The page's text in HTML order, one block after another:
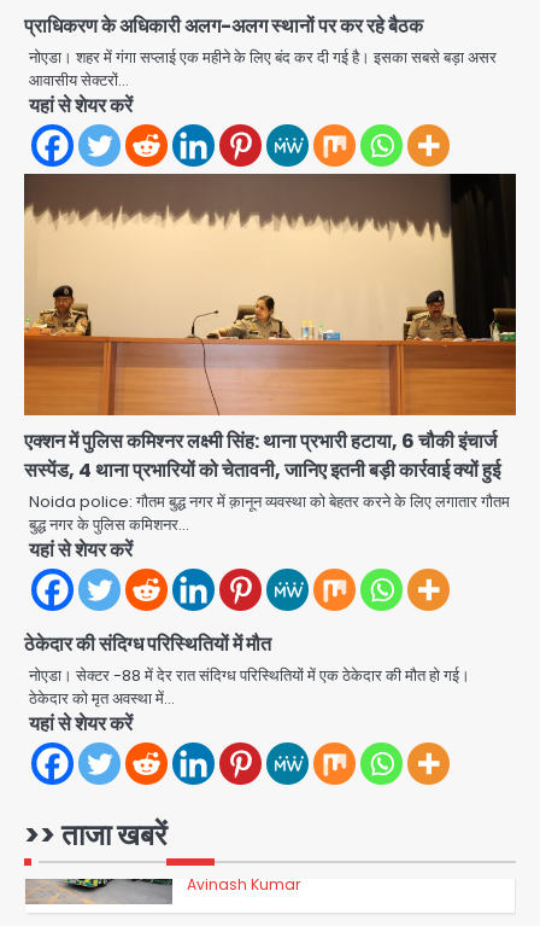
प्राधिकरण के अधिकारी अलग-अलग स्थानों पर कर रहे बैठक
नोएडा। शहर में गंगा सप्लाई एक महीने के लिए बंद कर दी गई है। इसका सबसे बड़ा असर
आवासीय सेक्टरों…
यहां से शेयर करें
एक्शन में पुलिस कमिश्नर लक्ष्मी सिंह: थाना प्रभारी हटाया, 6 चौकी इंचार्ज
सस्पेंड, 4 थाना प्रभारियों को चेतावनी, जानिए इतनी बड़ी कार्रवाई क्यों हुई
Noida police: गौतम बुद्ध नगर में क़ानून व्यवस्था को बेहतर करने के लिए लगातार गौतम
बुद्ध नगर के पुलिस कमिशनर…
यहां से शेयर करें
ठेकेदार की संदिग्ध परिस्थितियों में मौत
नोएडा। सेक्टर -88 में देर रात संदिग्ध परिस्थितियों में एक ठेकेदार की मौत हो गई।
ठेकेदार को मृत अवस्था में…
यहां से शेयर करें
>> ताजा खबरें
2
Trump’s Dual Crisis: ईरान युद्ध से
नहीं मिल रहा एग्ज़िट रास्ता, जन्मसिद्ध नागरिकता
पर सुप्रीम कोर्ट को दी फिर चुनौती
Avinash Kumar
3
पुरा महादेव से बेटियों के स्वास्थ्य और सुरक्षा का
संदेश
Team JHJ
4
अब पहला स्थान हासिल करना लक्ष्य: डीएम
5
28 साल बाद कानून के शिकंजे में आया हत्या का
फरार आरोपी
1
फायर, दो की मौत, कई घायल
Avinash Kumar